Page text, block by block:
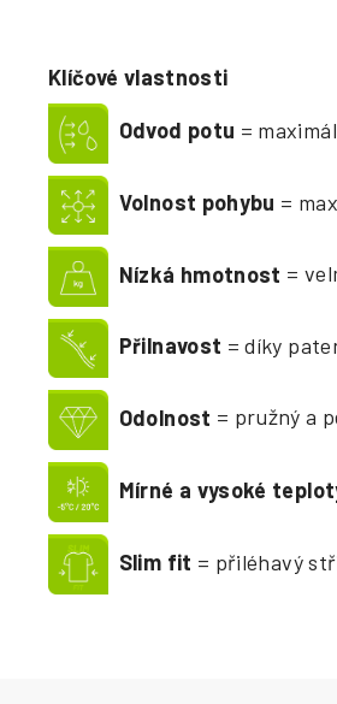
Klíčové vlastnosti
Odvod potu =
Volnost pohybu =
Nízká hmotnost =
Přilnavost = díky
Odolnost = pružný a
Mírné a vysoké
Slim fit = přiléhavý